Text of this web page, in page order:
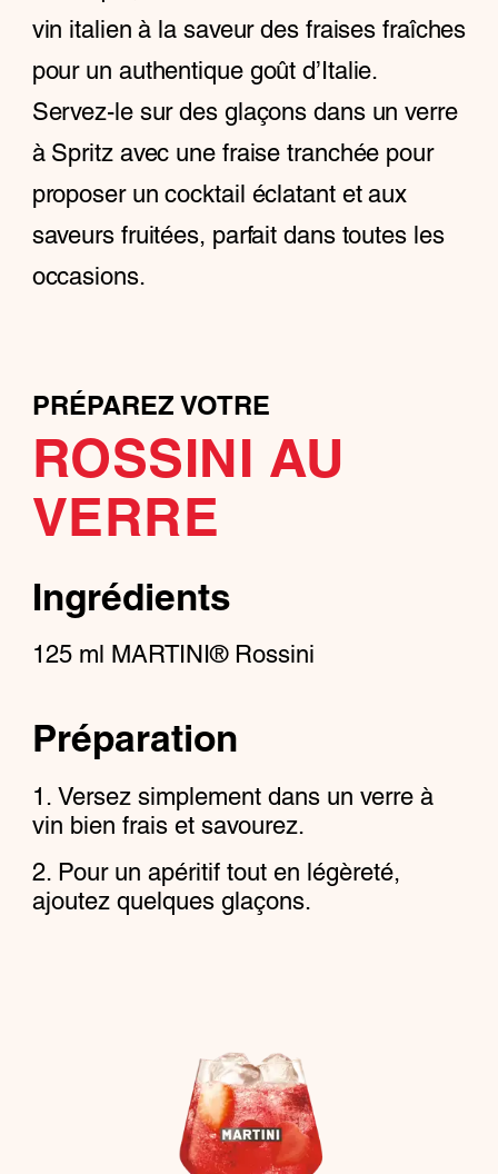
vin italien à la saveur des fraises fraîches
pour un authentique goût d’Italie.
Servez-le sur des glaçons dans un verre
à Spritz avec une fraise tranchée pour
proposer un cocktail éclatant et aux
saveurs fruitées, parfait dans toutes les
occasions.
PRÉPAREZ VOTRE
ROSSINI AU
VERRE
Ingrédients
125 ml MARTINI® Rossini
Préparation
Versez simplement dans un verre à
vin bien frais et savourez.
Pour un apéritif tout en légèreté,
ajoutez quelques glaçons.